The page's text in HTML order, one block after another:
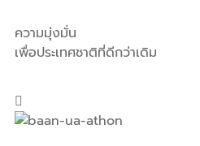
ความมุ่งมั่น
เพื่อประเทศชาติที่ดีกว่าเดิม